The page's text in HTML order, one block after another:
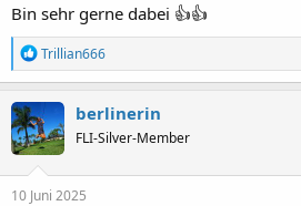
:
Bin sehr gerne dabei 👍👍
R
e
a
k
t
i
o
n
e
Trillian666
berlinerin
FLI-Silver-Member
10 Juni 2025